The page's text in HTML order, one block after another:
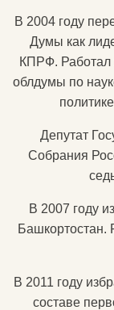
В 2004 году
Думы как
КПРФ. Работал
облдумы по
Депутат
Собрания
В 2007 году
Башкортостан.
В 2011 году
составе